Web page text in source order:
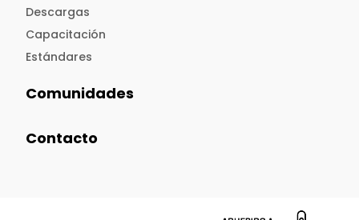
Descargas
Capacitación
Estándares
Comunidades
Contacto